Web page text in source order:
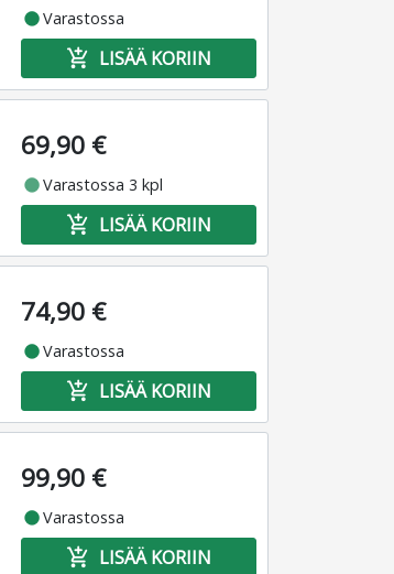
fiber_manual_recordVarastossa
add_shopping_cart LISÄÄ KORIIN
69,90 €
fiber_manual_recordVarastossa 3 kpl
add_shopping_cart LISÄÄ KORIIN
74,90 €
fiber_manual_recordVarastossa
add_shopping_cart LISÄÄ KORIIN
99,90 €
fiber_manual_recordVarastossa
add_shopping_cart LISÄÄ KORIIN